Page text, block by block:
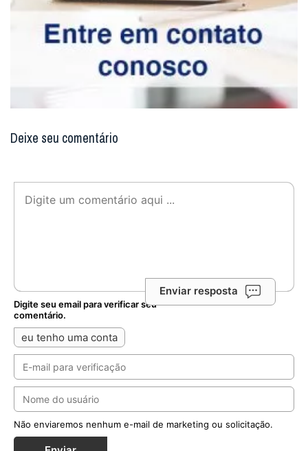
Deixe seu comentário
Enviar resposta
Digite seu email para verificar seu
comentário.
eu tenho uma conta
Não enviaremos nenhum e-mail de marketing ou solicitação.